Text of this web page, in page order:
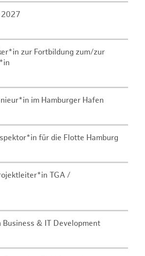
2027
zur Fortbildung zum/zur
im Hamburger Hafen
für die Flotte Hamburg
TGA /
& IT Development